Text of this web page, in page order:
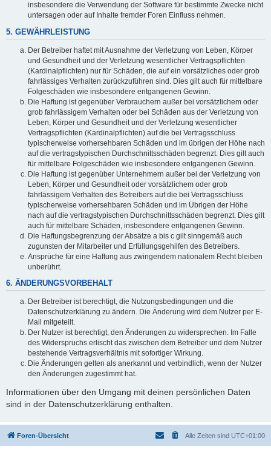
insbesondere die Verwendung der Software für bestimmte Zwecke nicht
untersagen oder auf Inhalte fremder Foren Einfluss nehmen.
5. GEWÄHRLEISTUNG
Der Betreiber haftet mit Ausnahme der Verletzung von Leben, Körper
und Gesundheit und der Verletzung wesentlicher Vertragspflichten
(Kardinalpflichten) nur für Schäden, die auf ein vorsätzliches oder grob
fahrlässiges Verhalten zurückzuführen sind. Dies gilt auch für mittelbare
Folgeschäden wie insbesondere entgangenen Gewinn.
Die Haftung ist gegenüber Verbrauchern außer bei vorsätzlichem oder
grob fahrlässigem Verhalten oder bei Schäden aus der Verletzung von
Leben, Körper und Gesundheit und der Verletzung wesentlicher
Vertragspflichten (Kardinalpflichten) auf die bei Vertragsschluss
typischerweise vorhersehbaren Schäden und im übrigen der Höhe nach
auf die vertragstypischen Durchschnittsschäden begrenzt. Dies gilt auch
für mittelbare Folgeschäden wie insbesondere entgangenen Gewinn.
Die Haftung ist gegenüber Unternehmern außer bei der Verletzung von
Leben, Körper und Gesundheit oder vorsätzlichem oder grob
fahrlässigem Verhalten des Betreibers auf die bei Vertragsschluss
typischerweise vorhersehbaren Schäden und im Übrigen der Höhe
nach auf die vertragstypischen Durchschnittsschäden begrenzt. Dies gilt
auch für mittelbare Schäden, insbesondere entgangenen Gewinn.
Die Haftungsbegrenzung der Absätze a bis c gilt sinngemäß auch
zugunsten der Mitarbeiter und Erfüllungsgehilfen des Betreibers.
Ansprüche für eine Haftung aus zwingendem nationalem Recht bleiben
unberührt.
6. ÄNDERUNGSVORBEHALT
Der Betreiber ist berechtigt, die Nutzungsbedingungen und die
Datenschutzerklärung zu ändern. Die Änderung wird dem Nutzer per E-
Mail mitgeteilt.
Der Nutzer ist berechtigt, den Änderungen zu widersprechen. Im Falle
des Widerspruchs erlischt das zwischen dem Betreiber und dem Nutzer
bestehende Vertragsverhältnis mit sofortiger Wirkung.
Die Änderungen gelten als anerkannt und verbindlich, wenn der Nutzer
den Änderungen zugestimmt hat.
Informationen über den Umgang mit deinen persönlichen Daten
sind in der Datenschutzerklärung enthalten.
Foren-Übersicht Alle Zeiten sind UTC+01:00